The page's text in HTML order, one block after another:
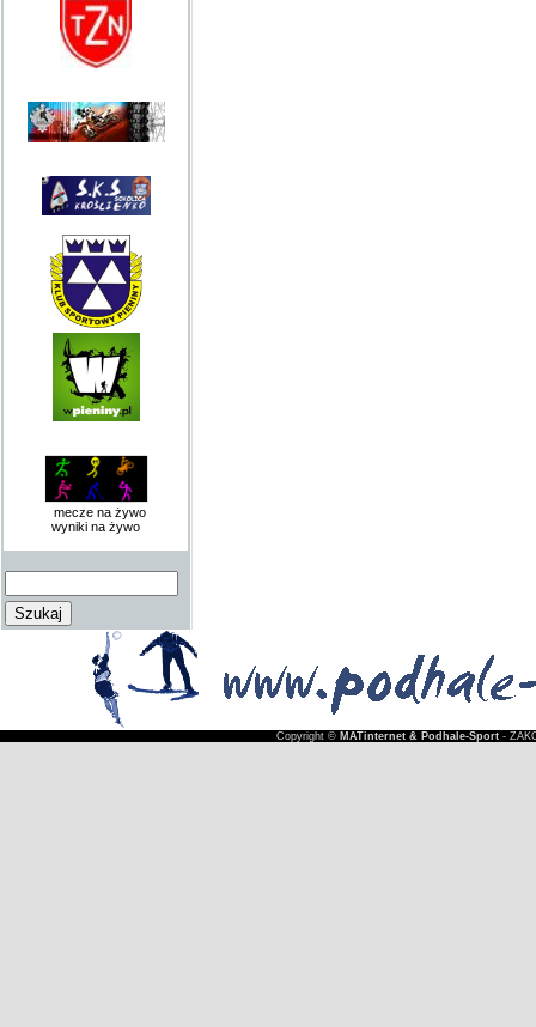
mecze na żywo
wyniki na żywo
Copyright © MATinternet & Podhale-Sport-